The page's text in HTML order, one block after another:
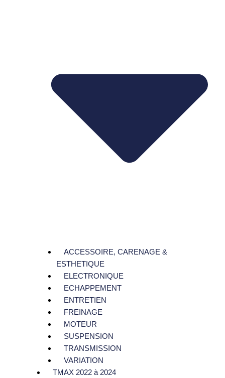
ACCESSOIRE, CARENAGE &
ESTHETIQUE
ELECTRONIQUE
ECHAPPEMENT
ENTRETIEN
FREINAGE
MOTEUR
SUSPENSION
TRANSMISSION
VARIATION
TMAX 2022 à 2024